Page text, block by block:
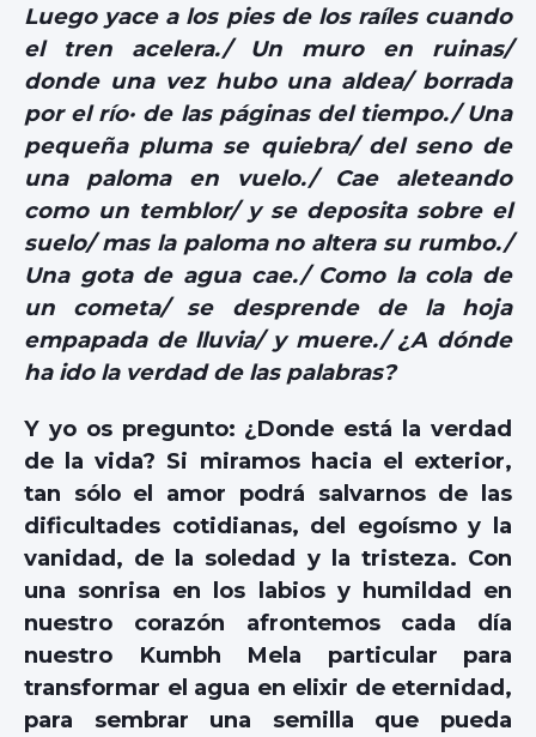
Luego yace a los pies de los raíles cuando
el tren acelera./ Un muro en ruinas/
donde una vez hubo una aldea/ borrada
por el río· de las páginas del tiempo./ Una
pequeña pluma se quiebra/ del seno de
una paloma en vuelo./ Cae aleteando
como un temblor/ y se deposita sobre el
suelo/ mas la paloma no altera su rumbo./
Una gota de agua cae./ Como la cola de
un cometa/ se desprende de la hoja
empapada de lluvia/ y muere./ ¿A dónde
ha ido la verdad de las palabras?
Y yo os pregunto: ¿Donde está la verdad
de la vida? Si miramos hacia el exterior,
tan sólo el amor podrá salvarnos de las
dificultades cotidianas, del egoísmo y la
vanidad, de la soledad y la tristeza. Con
una sonrisa en los labios y humildad en
nuestro corazón afrontemos cada día
nuestro Kumbh Mela particular para
transformar el agua en elixir de eternidad,
para sembrar una semilla que pueda